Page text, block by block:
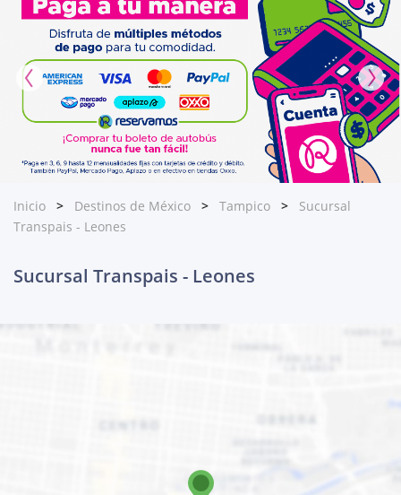
Inicio Destinos de México Tampico
Sucursal
Transpais - Leones
Sucursal Transpais - Leones